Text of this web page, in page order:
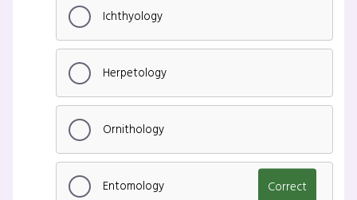
Ichthyology
Herpetology
Ornithology
Entomology Correct